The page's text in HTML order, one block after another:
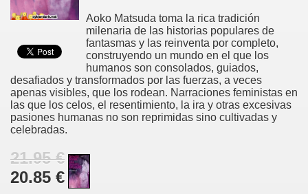
Aoko Matsuda toma la rica tradición
milenaria de las historias populares de
fantasmas y las reinventa por completo,
construyendo un mundo en el que los
humanos son consolados, guiados,
desafiados y transformados por las fuerzas, a veces
apenas visibles, que los rodean. Narraciones feministas en
las que los celos, el resentimiento, la ira y otras excesivas
pasiones humanas no son reprimidas sino cultivadas y
celebradas.
21.95 €
20.85 €